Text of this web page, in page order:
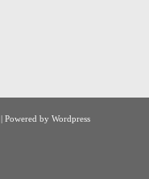
| Powered by Wordpress